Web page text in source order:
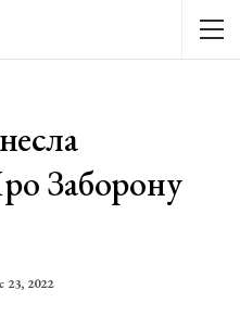
Заборону
23, 2022